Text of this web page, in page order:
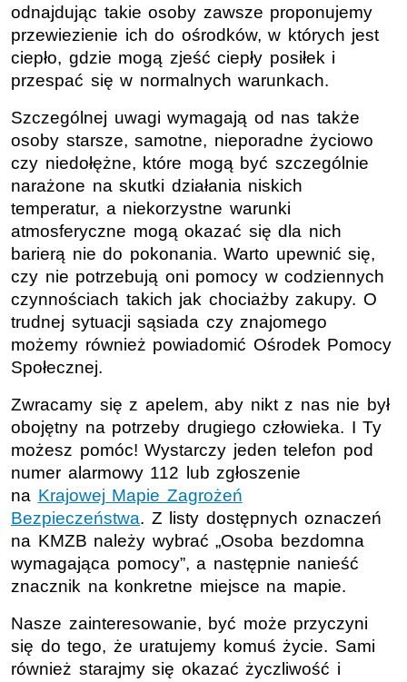
odnajdując takie osoby zawsze proponujemy
przewiezienie ich do ośrodków, w których jest
ciepło, gdzie mogą zjeść ciepły posiłek i
przespać się w normalnych warunkach.
Szczególnej uwagi wymagają od nas także
osoby starsze, samotne, nieporadne życiowo
czy niedołężne, które mogą być szczególnie
narażone na skutki działania niskich
temperatur, a niekorzystne warunki
atmosferyczne mogą okazać się dla nich
barierą nie do pokonania. Warto upewnić się,
czy nie potrzebują oni pomocy w codziennych
czynnościach takich jak chociażby zakupy. O
trudnej sytuacji sąsiada czy znajomego
możemy również powiadomić Ośrodek Pomocy
Społecznej.
Zwracamy się z apelem, aby nikt z nas nie był
obojętny na potrzeby drugiego człowieka. I Ty
możesz pomóc! Wystarczy jeden telefon pod
numer alarmowy 112 lub zgłoszenie
na Krajowej Mapie Zagrożeń
Bezpieczeństwa. Z listy dostępnych oznaczeń
na KMZB należy wybrać „Osoba bezdomna
wymagająca pomocy”, a następnie nanieść
znacznik na konkretne miejsce na mapie.
Nasze zainteresowanie, być może przyczyni
się do tego, że uratujemy komuś życie. Sami
również starajmy się okazać życzliwość i